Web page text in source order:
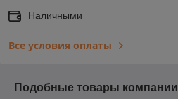
Наличными
Все условия оплаты
Подобные товары компании